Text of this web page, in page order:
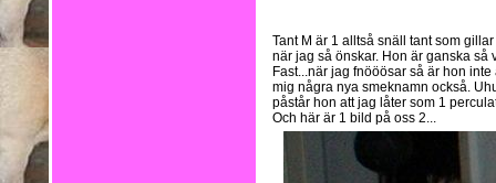
Tant M är 1 alltså snäll tant som
när jag så önskar. Hon är ganska så
Fast...när jag fnööösar så är hon
mig några nya smeknamn också.
påstår hon att jag låter som 1
Och här är 1 bild på oss 2...